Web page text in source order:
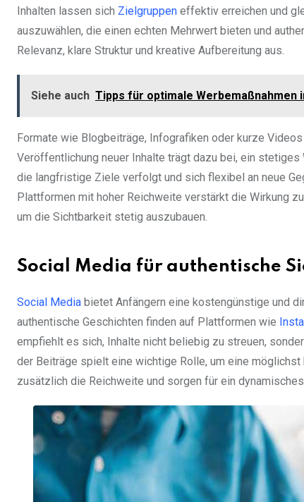
Inhalten lassen sich Zielgruppen effektiv erreichen und
auszuwählen, die einen echten Mehrwert bieten und
Relevanz, klare Struktur und kreative Aufbereitung aus.
Siehe auch Tipps für optimale Werbemaßnahmen
Formate wie Blogbeiträge, Infografiken oder kurze
Veröffentlichung neuer Inhalte trägt dazu bei, ein
die langfristige Ziele verfolgt und sich flexibel an neue
Plattformen mit hoher Reichweite verstärkt die Wirkung
um die Sichtbarkeit stetig auszubauen.
Social Media für authentische
Social Media bietet Anfängern eine kostengünstige und
authentische Geschichten finden auf Plattformen wie
empfiehlt es sich, Inhalte nicht beliebig zu streuen,
der Beiträge spielt eine wichtige Rolle, um eine
zusätzlich die Reichweite und sorgen für ein